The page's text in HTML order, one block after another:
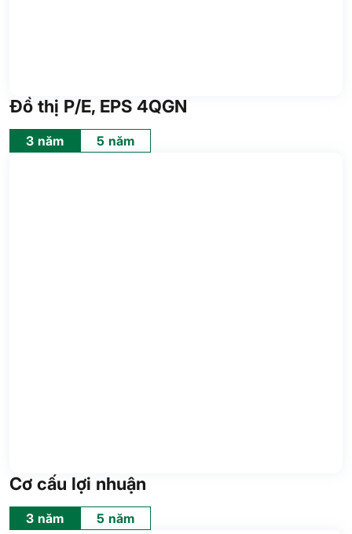
Đồ thị P/E, EPS 4QGN
3 năm 5 năm
Cơ cấu lợi nhuận
3 năm 5 năm